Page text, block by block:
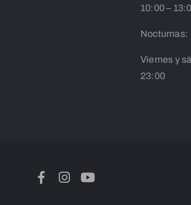
10:00 –
Nocturnas:
Viernes y
23:00